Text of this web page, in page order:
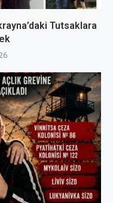
Tutsaklara